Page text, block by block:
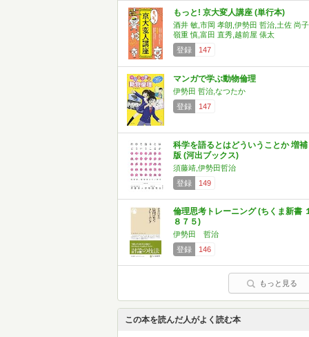
もっと! 京大変人講座 (単行本)
酒井 敏,市岡 孝朗,伊勢田 哲治,土佐 尚
嶺重 慎,富田 直秀,越前屋 俵太
登録
147
マンガで学ぶ動物倫理
伊勢田 哲治,なつたか
登録
147
科学を語るとはどういうことか 増補
版 (河出ブックス)
須藤靖,伊勢田哲治
登録
149
倫理思考トレーニング (ちくま新書
８７５)
伊勢田 哲治
登録
146
もっと見る
この本を読んだ人がよく読む本